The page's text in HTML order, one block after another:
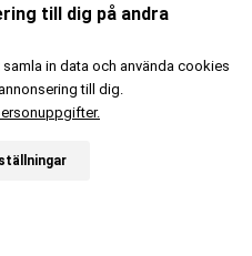
till dig på andra
in data och använda cookies
till dig.